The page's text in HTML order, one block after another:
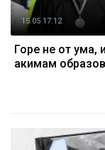
15.05 17:12
Горе не от ума,
акимам